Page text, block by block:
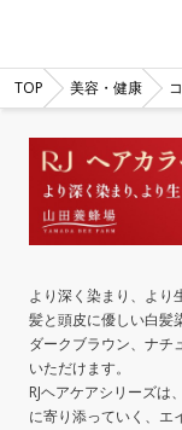
TOP 美容・健康
より深く染まり、より
髪と頭皮に優しい白髪
ダークブラウン、ナチ
いただけます。
RJヘアケアシリーズ
に寄り添っていく、エ